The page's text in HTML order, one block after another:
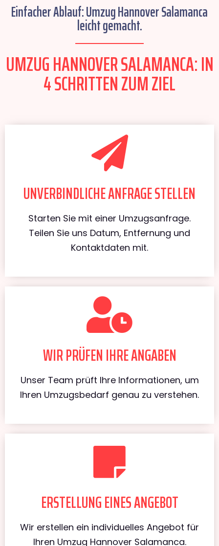
Einfacher Ablauf: Umzug Hannover Salamanca
leicht gemacht.
UMZUG HANNOVER SALAMANCA: IN
4 SCHRITTEN ZUM ZIEL
UNVERBINDLICHE ANFRAGE STELLEN
Starten Sie mit einer Umzugsanfrage.
Teilen Sie uns Datum, Entfernung und
Kontaktdaten mit.
WIR PRÜFEN IHRE ANGABEN
Unser Team prüft Ihre Informationen, um
Ihren Umzugsbedarf genau zu verstehen.
ERSTELLUNG EINES ANGEBOT
Wir erstellen ein individuelles Angebot für
Ihren Umzug Hannover Salamanca.